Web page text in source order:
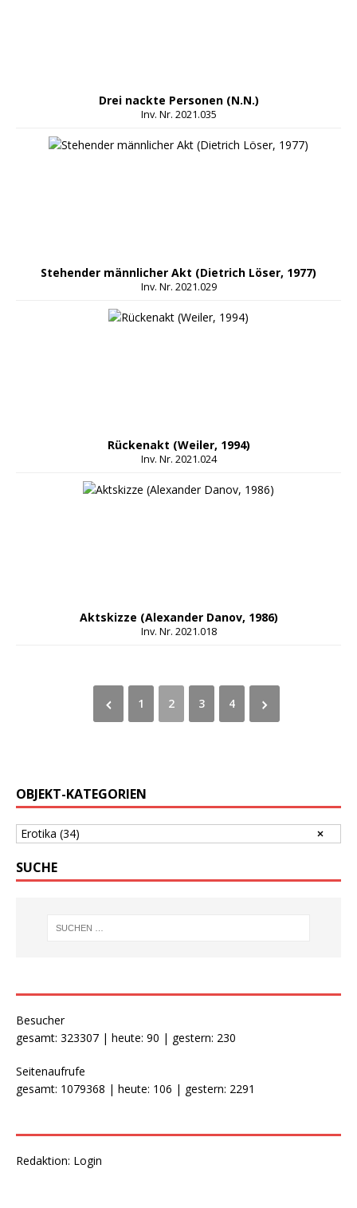
Drei nackte Personen (N.N.)
Inv. Nr. 2021.035
Stehender männlicher Akt (Dietrich Löser, 1977)
Inv. Nr. 2021.029
Rückenakt (Weiler, 1994)
Inv. Nr. 2021.024
Aktskizze (Alexander Danov, 1986)
Inv. Nr. 2021.018
1 2 3 4
OBJEKT-KATEGORIEN
Erotika (34)
SUCHE
Besucher
gesamt: 323307 | heute: 90 | gestern: 230
Seitenaufrufe
gesamt: 1079368 | heute: 106 | gestern: 2291
Redaktion: Login